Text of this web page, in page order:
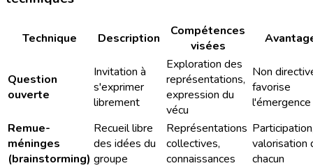
Technique Description
Compétences
visées
Question
ouverte
Invitation à
s'exprimer
librement
Exploration des
représentations,
expression du
vécu
Non
favorise
l'émergence
Remue-
méninges
(brainstorming)
Recueil libre
des idées du
groupe
Représentations
collectives,
connaissances
valorisation
chacun